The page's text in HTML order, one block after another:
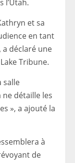
l’Utah.
et sa
en tant
a déclaré une
Tribune.
salle
ne détaille les
», a ajouté la
à
de